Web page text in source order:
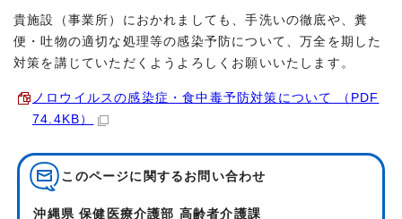
貴施設（事業所）におかれましても、手洗いの徹底や、糞
便・吐物の適切な処理等の感染予防について、万全を期した
対策を講じていただくようよろしくお願いいたします。
ノロウイルスの感染症・食中毒予防対策について （PDF
74.4KB）
このページに関する お問い合わせ
沖縄県 保健医療介護部 高齢者介護課